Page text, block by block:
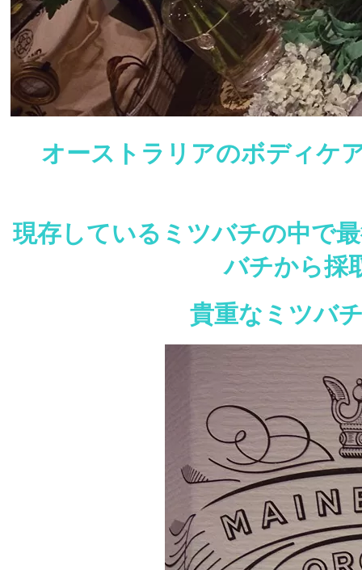
オーストラリアのボディケ
現存しているミツバチの中で
バチから採
貴重なミツバ